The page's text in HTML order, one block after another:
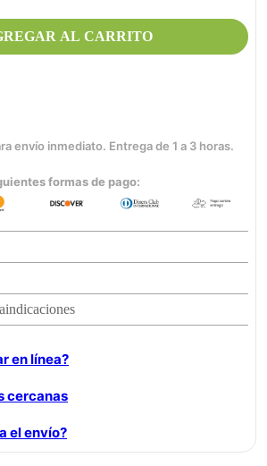
AL CARRITO
envío inmediato. Entrega de 1 a 3 horas.
formas de pago:
en línea?
cercanas
el envío?